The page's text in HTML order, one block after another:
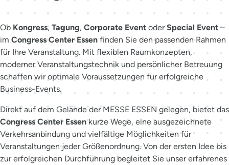
Ob Kongress, Tagung, Corporate Event oderSpecial Event–
im Congress Center Essen finden Sie den passenden Rahmen
für Ihre Veranstaltung. Mit flexiblen Raumkonzepten,
moderner Veranstaltungstechnik und persönlicher Betreuung
schaffen wir optimale Voraussetzungen für erfolgreiche
Business-Events.
Direkt auf dem Gelände der MESSE ESSEN gelegen, bietet das
Congress Center Essenkurze Wege, eine ausgezeichnete
Verkehrsanbindung und vielfältige Möglichkeiten für
Veranstaltungen jeder Größenordnung. Von der ersten Idee bis
zur erfolgreichen Durchführung begleitet Sie unser erfahrenes